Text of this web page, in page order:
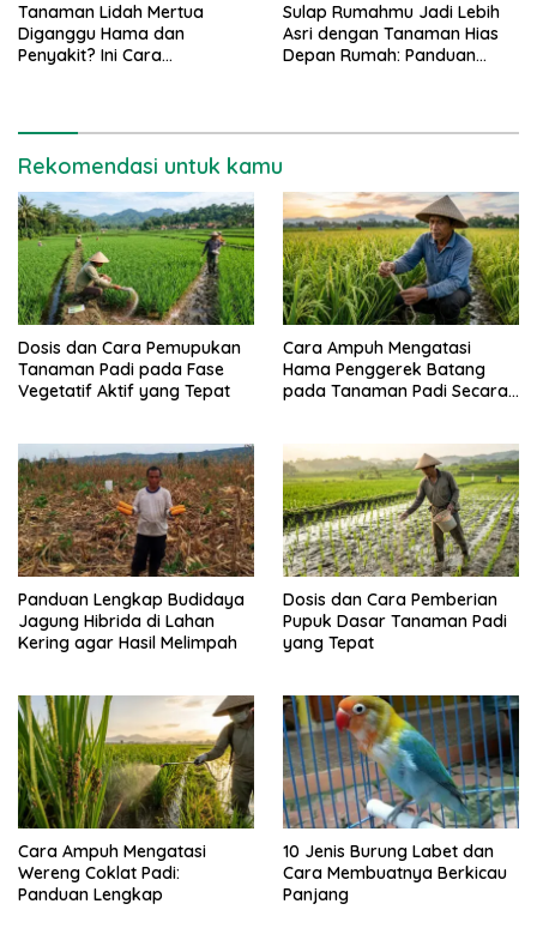
Tanaman Lidah Mertua
Diganggu Hama dan
Penyakit? Ini Cara
Sulap Rumahmu Jadi Lebih
Asri dengan Tanaman Hias
Depan Rumah: Panduan
Rekomendasi untuk kamu
Dosis dan Cara Pemupukan
Tanaman Padi pada Fase
Vegetatif Aktif yang Tepat
Cara Ampuh Mengatasi
Hama Penggerek Batang
pada Tanaman Padi Secara
Panduan Lengkap Budidaya
Jagung Hibrida di Lahan
Kering agar Hasil Melimpah
Dosis dan Cara Pemberian
Pupuk Dasar Tanaman Padi
yang Tepat
Cara Ampuh Mengatasi
Wereng Coklat Padi:
Panduan Lengkap
10 Jenis Burung Labet dan
Cara Membuatnya Berkicau
Panjang